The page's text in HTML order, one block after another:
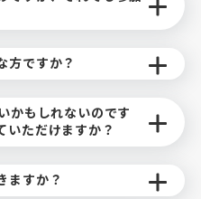
方ですか？
かもしれないのです
いただけますか？
ますか？